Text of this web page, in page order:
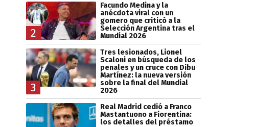
2
Facundo Medina y la
anécdota viral con un
gomero que criticó a la
Selección Argentina tras el
Mundial 2026
3
Tres lesionados, Lionel
Scaloni en búsqueda de los
penales y un cruce con Dibu
Martínez: la nueva versión
sobre la final del Mundial
2026
Real Madrid cedió a Franco
Mastantuono a Fiorentina:
los detalles del préstamo